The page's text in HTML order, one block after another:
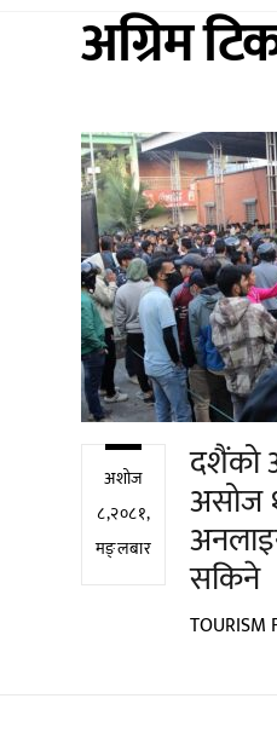
अग्रिम
अशोज
८,२०८१,
मङ्लबार
दशैंको
असोज
सकिने
TOURISM